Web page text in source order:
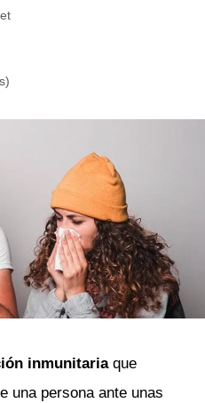
inmunitariaque
una persona ante unas